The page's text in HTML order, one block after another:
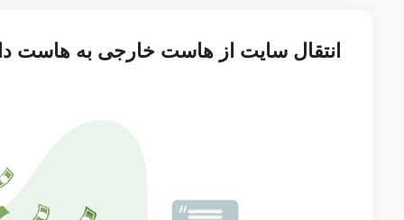
انتقال سایت از هاست خارجی به هاست